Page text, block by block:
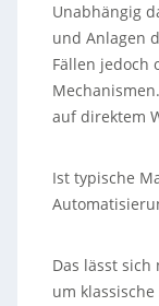
Unabhängig
und Anlagen
Fällen jedoch
auf direktem
Ist typische
Das lässt
um klassische